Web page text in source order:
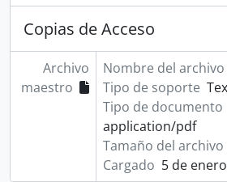
Copias de Acceso
Archivo
maestro
Nombre del archivo
Tipo de soporte
Tipo de documento
application/pdf
Tamaño del archivo
Cargado 5 de